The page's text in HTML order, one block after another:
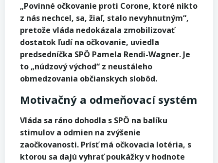
„Povinné očkovanie proti Corone, ktoré nikto
z nás nechcel, sa, žiaľ, stalo nevyhnutným“,
pretože vláda nedokázala zmobilizovať
dostatok ľudí na očkovanie, uviedla
predsedníčka SPÖ Pamela Rendi-Wagner. Je
to „núdzový východ“ z neustáleho
obmedzovania občianskych slobôd.
Motivačný a odmeňovací systém
Vláda sa ráno dohodla s SPÖ na balíku
stimulov a odmien na zvýšenie
zaočkovanosti. Prísť má očkovacia lotéria, s
ktorou sa dajú vyhrať poukážky v hodnote